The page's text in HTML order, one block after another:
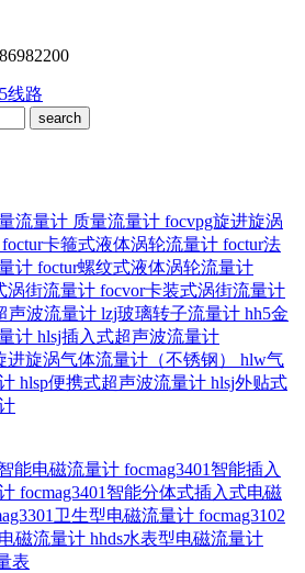
线路
流量计 质量流量计 focvpg旋进旋涡
foctur卡箍式液体涡轮流量计 foctur法
计 foctur螺纹式液体涡轮流量计
涡街流量计 focvor卡装式涡街流量计
声波流量计 lzj玻璃转子流量计 hh5金
计 hlsj插入式超声波流量计
进旋涡气体流量计（不锈钢） hlw气
hlsp便携式超声波流量计 hlsj外贴式
能电磁流量计 focmag3401智能插入
focmag3401智能分体式插入式电磁
卫生型电磁流量计 focmag3102
磁流量计 hhds水表型电磁流量计
表